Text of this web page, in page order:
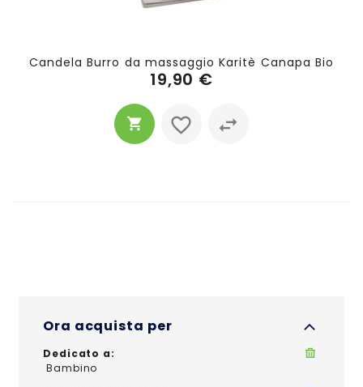
Candela Burro da massaggio Karitè Canapa Bio
19,90 €
Ora acquista per
Dedicato a
Bambino